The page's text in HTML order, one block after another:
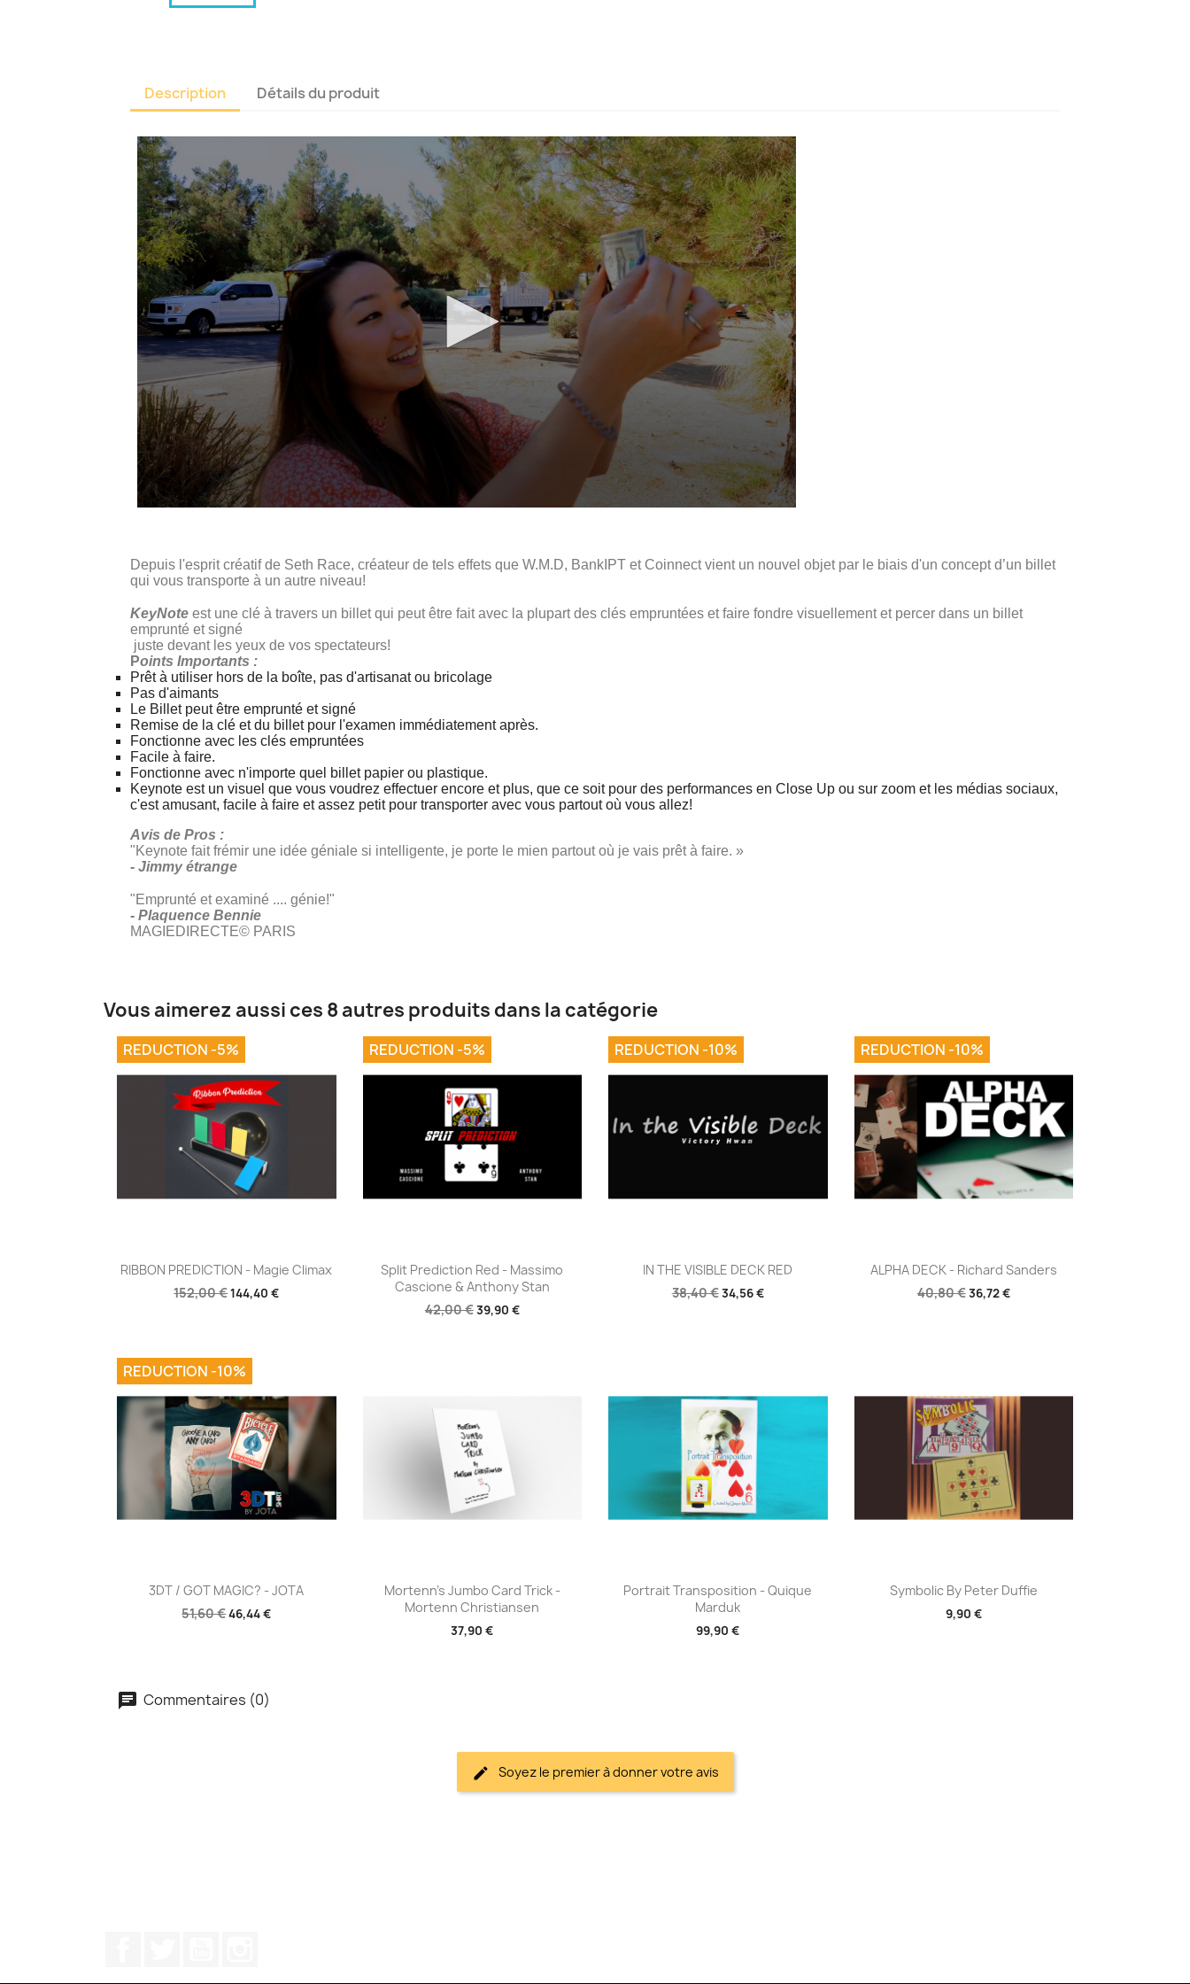
Description Détails du produit
Depuis l'esprit créatif de Seth Race, créateur de tels effets que W.M.D, BankIPT et Coinnect vient un nouvel objet par le biais d'un concept d’un billet
qui vous transporte à un autre niveau!
KeyNote est une clé à travers un billet qui peut être fait avec la plupart des clés empruntées et faire fondre visuellement et percer dans un billet
emprunté et signé
juste devant les yeux de vos spectateurs!
Points Importants :
Prêt à utiliser hors de la boîte, pas d'artisanat ou bricolage
Pas d'aimants
Le Billet peut être emprunté et signé
Remise de la clé et du billet pour l'examen immédiatement après.
Fonctionne avec les clés empruntées
Facile à faire.
Fonctionne avec n'importe quel billet papier ou plastique.
Keynote est un visuel que vous voudrez effectuer encore et plus, que ce soit pour des performances en Close Up ou sur zoom et les médias sociaux,
c'est amusant, facile à faire et assez petit pour transporter avec vous partout où vous allez!
Avis de Pros :
"Keynote fait frémir une idée géniale si intelligente, je porte le mien partout où je vais prêt à faire. »
- Jimmy étrange
"Emprunté et examiné .... génie!"
- Plaquence Bennie
MAGIEDIRECTE© PARIS
Vous aimerez aussi ces 8 autres produits dans la catégorie
Aperçu rapide
RIBBON PREDICTION - Magie Climax
152,00 €144,40 €
REDUCTION -5%
Aperçu rapide
Split Prediction Red - Massimo
Cascione & Anthony Stan
42,00 €39,90 €
REDUCTION -5%
Aperçu rapide
IN THE VISIBLE DECK RED
38,40 €34,56 €
REDUCTION -10%
Aperçu rapide
ALPHA DECK - Richard Sanders
40,80 €36,72 €
REDUCTION -10%
Aperçu rapide
3DT / GOT MAGIC? - JOTA
51,60 €46,44 €
REDUCTION -10%
Aperçu rapide
Mortenn's Jumbo Card Trick -
Mortenn Christiansen
37,90 €
Aperçu rapide
Portrait Transposition - Quique
Marduk
99,90 €
Aperçu rapide
Symbolic By Peter Duffie
9,90 €
Commentaires (0)
Soyez le premier à donner votre avis